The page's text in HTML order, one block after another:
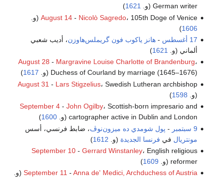
German writer (و.
1621
)
August 14- Nicolò Sagredo، 105th Doge of Venice (و.
1606
)
17 أغسطس
-هانز ياكوب فون گريملس‌هاوزن، أديب شعبي
ألماني (و.
1621
)
August 28 - Margravine Louise Charlotte of Brandenburg،
Duchess of Courland by marriage (1645–1676) (و.
1617
)
August 31 - Lars Stigzelius، Swedish Lutheran archbishop
(و. 1598
)
September 4- John Ogilby، Scottish-born impresario and
cartographer active in Dublin and London (و.
1600
)
9 سبتمبر
- پول شومدي ده ميزون‌نوڤ، ضابط فرنسي، أسس
مونتريال في فرنسا الجديدة (و. 1612
)
September 10- Gerrard Winstanley، English religious
reformer (و.
1609
)
September 11 - Anna de' Medici, Archduchess of Austria
(و.